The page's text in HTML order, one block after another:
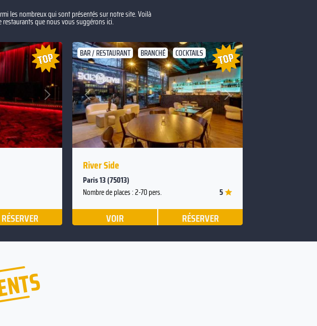
les nombreux qui sont présentés sur notre site. Voilà
restaurants que nous vous suggérons ici.
Suivant
RÉSERVER
BAR / RESTAURANT BRANCHÉ COCKTAILS
Précédent
Suivant
River Side
Paris 13 (75013)
Nombre de places : 2-70 pers. 5
VOIR RÉSERVER